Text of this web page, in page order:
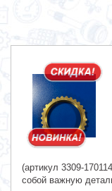
(артикул 3309-
собой важную